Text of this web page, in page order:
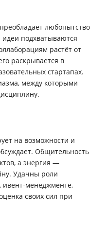
любопытство
подхватываются
растёт от
раскрывается в
стартапах.
между которыми
на возможности и
Общительность
а энергия —
Удачны роли
ивент-менеджменте,
своих сил при